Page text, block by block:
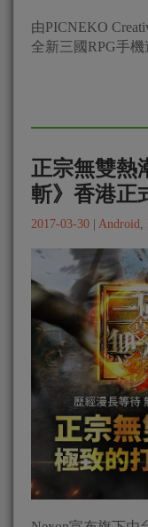
由PICNEKO
全新三國RPG手機
正宗無雙熱
斬》香港正
2017-03-30 Android